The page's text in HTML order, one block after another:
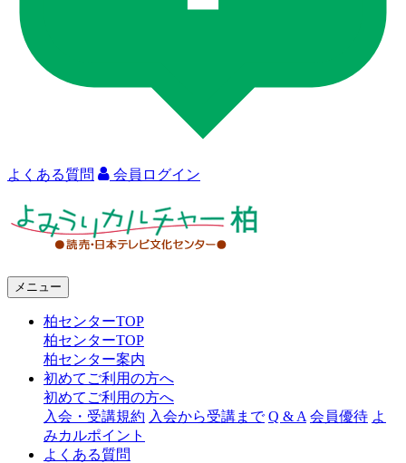
よくある質問 会員ログイン
ャ
メニュー
柏センターTOP
柏センターTOP
柏センター案内
初めてご利用の方へ
初めてご利用の方へ
入会・受講規約 入会から受講まで Q & A 会員優待 よ
みカルポイント
よくある質問